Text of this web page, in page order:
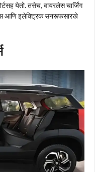
येतो. तसेच, वायरलेस चार्जिंग
आणि इलेक्ट्रिक सनरूफसारखे